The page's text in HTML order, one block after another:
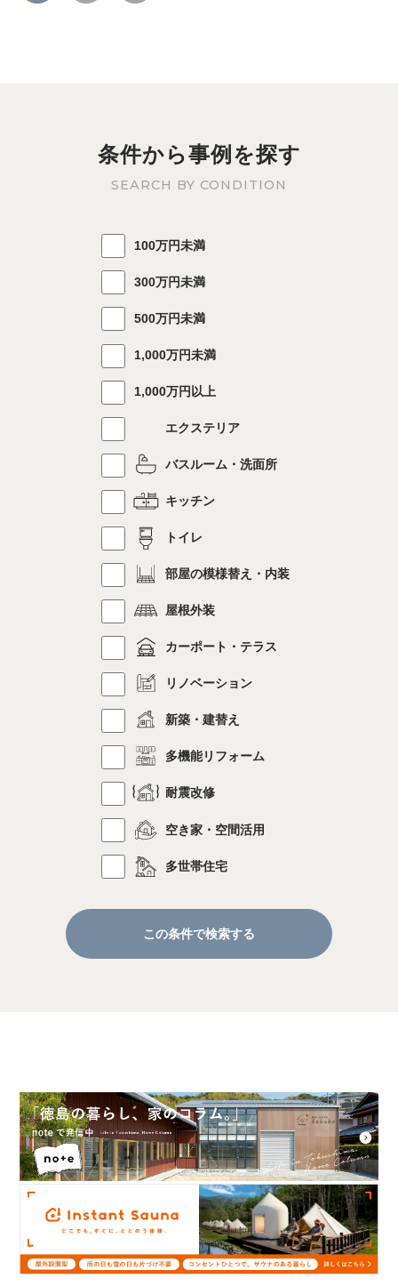
条件から事例を探す
SEARCH BY CONDITION
100万円未満
300万円未満
500万円未満
1,000万円未満
1,000万円以上
エクステリア
バスルーム・洗面所
キッチン
トイレ
部屋の模様替え・内装
屋根外装
カーポート・テラス
リノベーション
新築・建替え
多機能リフォーム
耐震改修
空き家・空間活用
多世帯住宅